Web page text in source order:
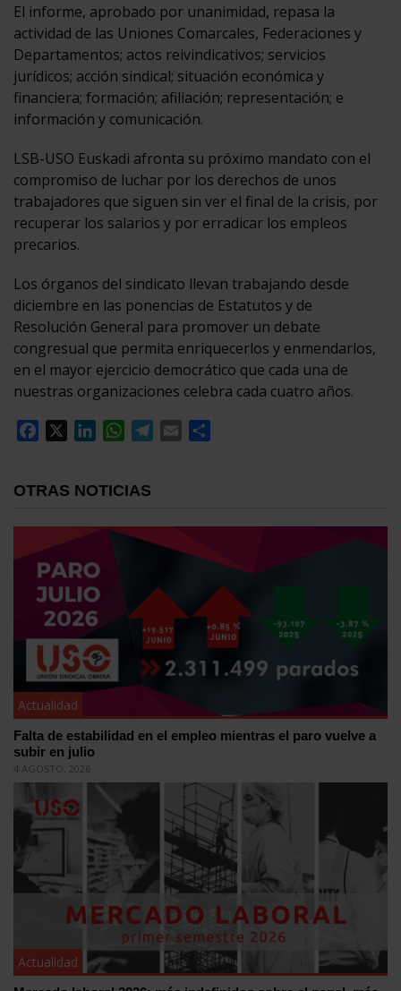
El informe, aprobado por unanimidad, repasa la
actividad de las Uniones Comarcales, Federaciones y
Departamentos; actos reivindicativos; servicios
jurídicos; acción sindical; situación económica y
financiera; formación; afiliación; representación; e
información y comunicación.
LSB-USO Euskadi afronta su próximo mandato con el
compromiso de luchar por los derechos de unos
trabajadores que siguen sin ver el final de la crisis, por
recuperar los salarios y por erradicar los empleos
precarios.
Los órganos del sindicato llevan trabajando desde
diciembre en las ponencias de Estatutos y de
Resolución General para promover un debate
congresual que permita enriquecerlos y enmendarlos,
en el mayor ejercicio democrático que cada una de
nuestras organizaciones celebra cada cuatro años.
Facebook
LinkedInWhatsApp
Telegram
Email
OTRAS NOTICIAS
Actualidad
Falta de estabilidad en el empleo mientras el paro vuelve a
subir en julio
4 AGOSTO, 2026
Actualidad